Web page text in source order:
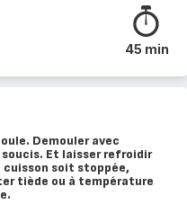
45 min
Demouler avec
Et laisser refroidir
cuisson soit stoppée,
tiède ou à température